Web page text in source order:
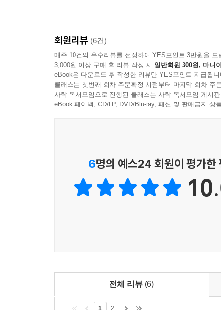
회원리뷰 (6건)
매주 10건의 우수리뷰를 선정하여 YES포인트 3만원을 드
3,000원 이상 구매 후 리뷰 작성 시 일반회원 300원, 마니
eBook은 다운로드 후 작성한 리뷰만 YES포인트 지급됩니
클래스는 첫번째 회차 주문확정 시점부터 마지막 회차 주
사락 독서모임으로 진행된 클래스는 사락 독서모임 게시
eBook 페이백, CD/LP, DVD/Blu-ray, 패션 및 판매금지 상
6명의 예스24 회원이 평가한
전체 리뷰 (6)
1 2